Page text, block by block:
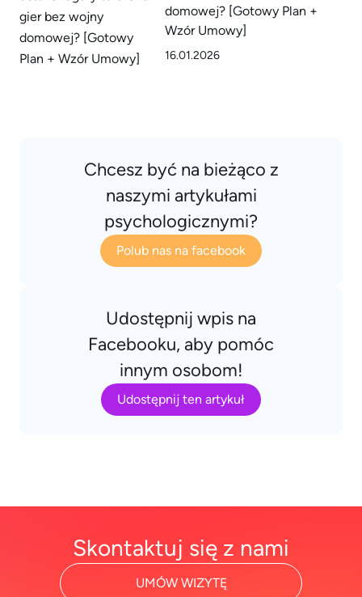
domowej? [Gotowy Plan +
Wzór Umowy]
16.01.2026
Chcesz być na bieżąco z
naszymi artykułami
psychologicznymi?
Polub nas na facebook
Udostępnij wpis na
Facebooku, aby pomóc
innym osobom!
Udostępnij ten artykuł
Skontaktuj się z nami
UMÓW WIZYTĘ